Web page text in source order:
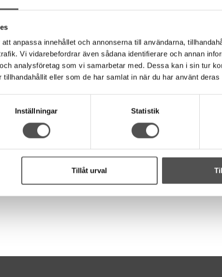
anpassa innehållet och annonserna till användarna,
Vi vidarebefordrar även sådana identifierare och annan
analysföretag som vi samarbetar med. Dessa kan i sin tur
tillhandahållit eller som de har samlat in när du har använt deras
Inställningar Statistik
Tillåt urval
av pressarfoten har en kanal där pärlbandet löper fritt.
Då behöver du köpa ett nytt
Den passar